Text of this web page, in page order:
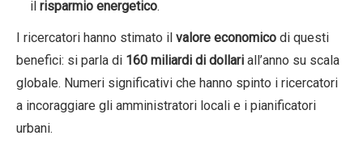
il risparmio energetico.
I ricercatori hanno stimato il valore economico di questi
benefici: si parla di 160 miliardi di dollari all’anno su scala
globale. Numeri significativi che hanno spinto i ricercatori
a incoraggiare gli amministratori locali e i pianificatori
urbani.